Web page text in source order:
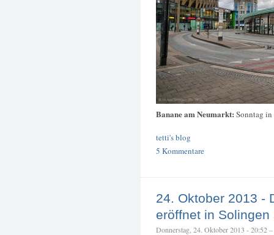
Banane am Neumarkt: Sonntag
tetti's blog
5 Kommentare
24. Oktober 2013 -
eröffnet in
Donnerstag, 24. Oktober 2013 - 20:52